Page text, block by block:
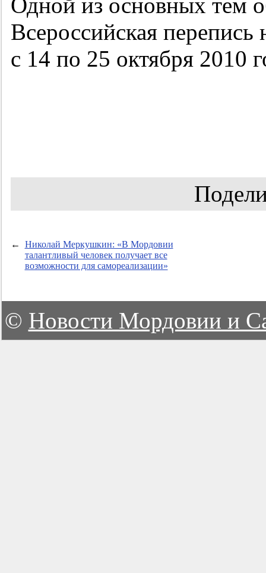
Всероссийская перепись
с 14 по 25 октября 2010
←
Николай Меркушкин: «В Мордовии
талантливый человек получает все
возможности для самореализации»
© Новости Мордовии и